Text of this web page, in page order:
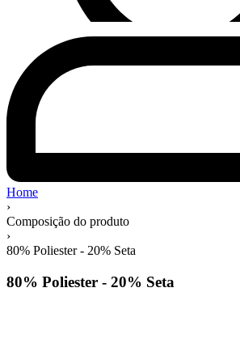
Home
›
Composição do produto
›
80% Poliester - 20% Seta
80% Poliester - 20% Seta